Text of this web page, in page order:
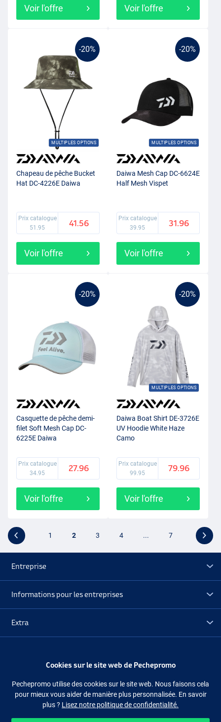
Voir l'offre Voir l'offre
-20%
MULTIPLES OPTIONS
Chapeau de pêche Bucket
Hat DC-4226E Daiwa
Prix catalogue
51.95
41.56
Voir l'offre
-20%
MULTIPLES OPTIONS
Daiwa Mesh Cap DC-6624E
Half Mesh Vispet
Prix catalogue
39.95
31.96
Voir l'offre
-20%
Casquette de pêche demi-
filet Soft Mesh Cap DC-
6225E Daiwa
Prix catalogue
34.95
27.96
Voir l'offre
-20%
MULTIPLES OPTIONS
Daiwa Boat Shirt DE-3726E
UV Hoodie White Haze
Camo
Prix catalogue
99.95
79.96
Voir l'offre
1 2 3 4 ... 7
Entreprise
Informations pour les entreprises
Extra
Suivez-nous Facebook Instagram
Cookies sur le site web de Pechepromo
Pechepromo utilise des cookies sur le site web. Nous faisons cela
pour mieux vous aider de manière plus personnalisée. En savoir
plus ? Lisez notre politique de confidentialité.